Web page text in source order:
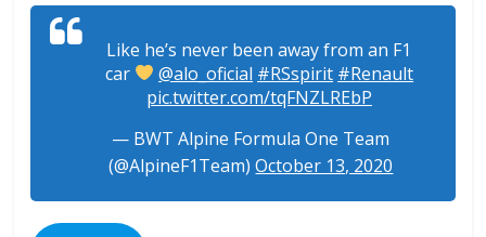
Like he’s never been away from an F1
car
@alo_oficial #RSspirit #Renault
pic.twitter.com/tqFNZLREbP
— BWT Alpine Formula One Team
(@AlpineF1Team)October 13, 2020